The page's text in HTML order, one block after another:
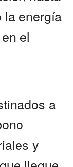
la energía
el
a
y